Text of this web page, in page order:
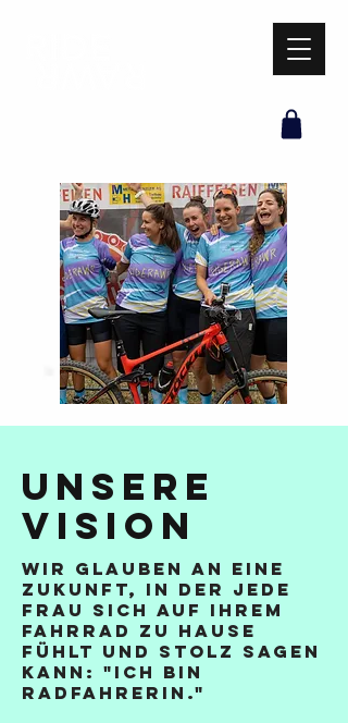
UNSERE
VISION
Wir glauben an eine
Zukunft, in der jede
Frau sich auf ihrem
Fahrrad zu Hause
fühlt und stolz sagen
kann: "Ich bin
Radfahrerin."